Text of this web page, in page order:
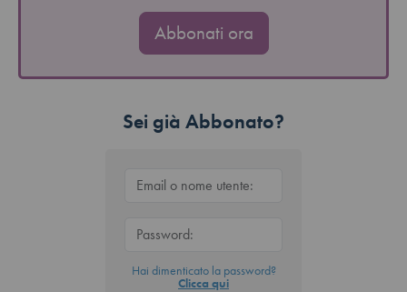
Abbonati ora
Sei già Abbonato?
Hai dimenticato la password?
Clicca qui